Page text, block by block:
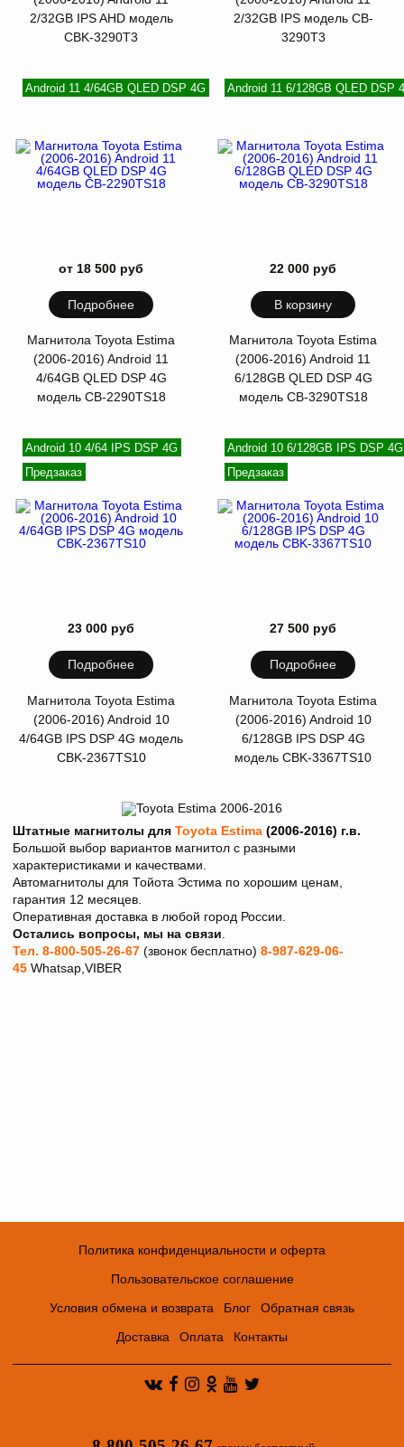
2/32GB IPS AHD модель
CBK-3290T3
2/32GB IPS модель CB-
3290T3
Android 11 4/64GB QLED DSP 4G
от 18 500 руб
Подробнее
Магнитола Toyota Estima
(2006-2016) Android 11
4/64GB QLED DSP 4G
модель CB-2290TS18
Android 11 6/128GB QLED DSP
22 000 руб
В корзину
Магнитола Toyota Estima
(2006-2016) Android 11
6/128GB QLED DSP 4G
модель CB-3290TS18
Android 10 4/64 IPS DSP 4G
Предзаказ
23 000 руб
Подробнее
Магнитола Toyota Estima
(2006-2016) Android 10
4/64GB IPS DSP 4G модель
CBK-2367TS10
Android 10 6/128GB IPS DSP 4G
Предзаказ
27 500 руб
Подробнее
Магнитола Toyota Estima
(2006-2016) Android 10
6/128GB IPS DSP 4G
модель CBK-3367TS10
Штатные магнитолы для Toyota Estima (2006-2016) г.в.
Большой выбор вариантов магнитол с разными
характеристиками и качествами.
Автомагнитолы для Тойота Эстима по хорошим ценам,
гарантия 12 месяцев.
Оперативная доставка в любой город России.
Остались вопросы, мы на связи.
Тел. 8-800-505-26-67 (звонок бесплатно) 8-987-629-06-
45 Whatsap,VIBER
Политика конфиденциальности и оферта
Пользовательское соглашение
Условия обмена и возврата Блог Обратная связь
Доставка Оплата Контакты